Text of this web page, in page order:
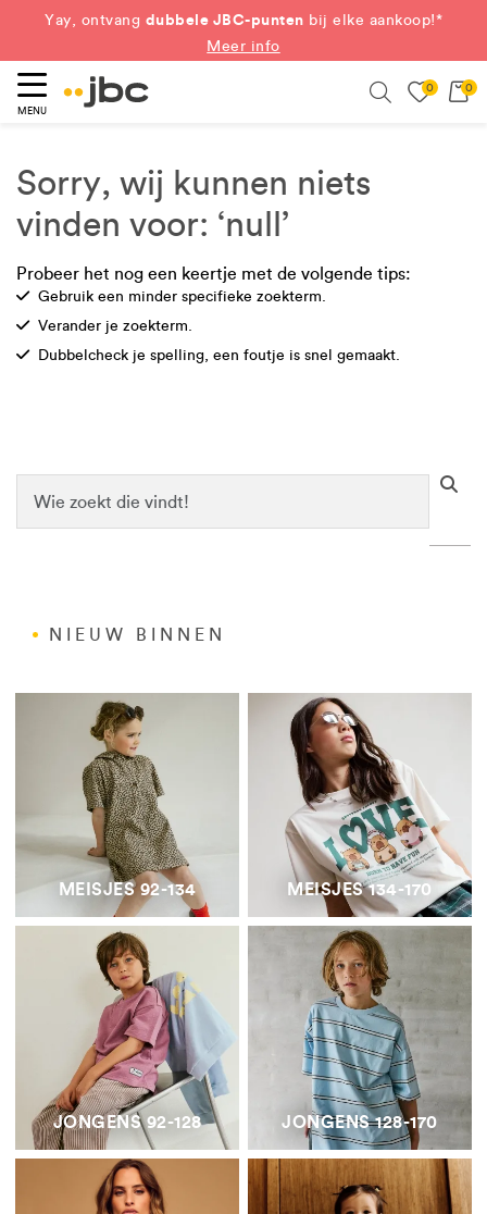
Yay, ontvang dubbele JBC-punten bij elke aankoop!*
Meer info
MENU
0 0
Sorry, wij kunnen niets
vinden voor: ‘null’
Probeer het nog een keertje met de volgende tips:
Check
Gebruik een minder specifieke zoekterm.
Check
Verander je zoekterm.
Check
Dubbelcheck je spelling, een foutje is snel gemaakt.
NIEUW BINNEN
MEISJES 92-134 MEISJES 134-170
JONGENS 92-128 JONGENS 128-170